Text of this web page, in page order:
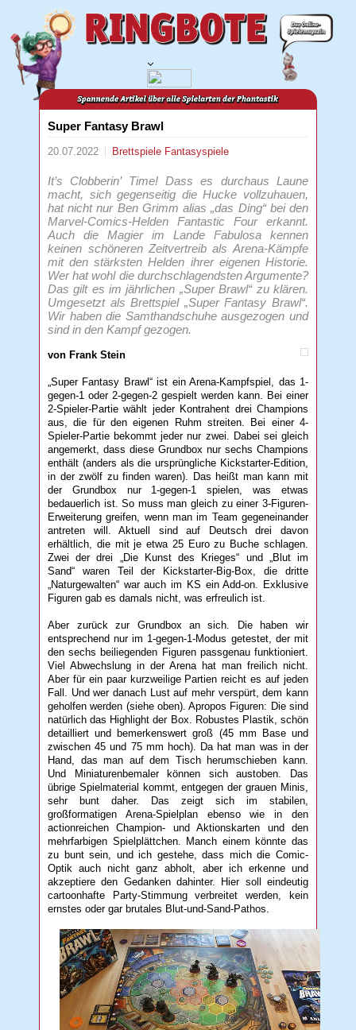
Super Fantasy Brawl
20.07.2022 Brettspiele Fantasyspiele
It’s Clobberin’ Time! Dass es durchaus Laune
macht, sich gegenseitig die Hucke vollzuhauen,
hat nicht nur Ben Grimm alias „das Ding“ bei den
Marvel-Comics-Helden Fantastic Four erkannt.
Auch die Magier im Lande Fabulosa kennen
keinen schöneren Zeitvertreib als Arena-Kämpfe
mit den stärksten Helden ihrer eigenen Historie.
Wer hat wohl die durchschlagendsten Argumente?
Das gilt es im jährlichen „Super Brawl“ zu klären.
Umgesetzt als Brettspiel „Super Fantasy Brawl“.
Wir haben die Samthandschuhe ausgezogen und
sind in den Kampf gezogen.
von Frank Stein
„Super Fantasy Brawl“ ist ein Arena-Kampfspiel, das 1-
gegen-1 oder 2-gegen-2 gespielt werden kann. Bei einer
2-Spieler-Partie wählt jeder Kontrahent drei Champions
aus, die für den eigenen Ruhm streiten. Bei einer 4-
Spieler-Partie bekommt jeder nur zwei. Dabei sei gleich
angemerkt, dass diese Grundbox nur sechs Champions
enthält (anders als die ursprüngliche Kickstarter-Edition,
in der zwölf zu finden waren). Das heißt man kann mit
der Grundbox nur 1-gegen-1 spielen, was etwas
bedauerlich ist. So muss man gleich zu einer 3-Figuren-
Erweiterung greifen, wenn man im Team gegeneinander
antreten will. Aktuell sind auf Deutsch drei davon
erhältlich, die mit je etwa 25 Euro zu Buche schlagen.
Zwei der drei „Die Kunst des Krieges“ und „Blut im
Sand“ waren Teil der Kickstarter-Big-Box, die dritte
„Naturgewalten“ war auch im KS ein Add-on. Exklusive
Figuren gab es damals nicht, was erfreulich ist.
Aber zurück zur Grundbox an sich. Die haben wir
entsprechend nur im 1-gegen-1-Modus getestet, der mit
den sechs beiliegenden Figuren passgenau funktioniert.
Viel Abwechslung in der Arena hat man freilich nicht.
Aber für ein paar kurzweilige Partien reicht es auf jeden
Fall. Und wer danach Lust auf mehr verspürt, dem kann
geholfen werden (siehe oben). Apropos Figuren: Die sind
natürlich das Highlight der Box. Robustes Plastik, schön
detailliert und bemerkenswert groß (45 mm Base und
zwischen 45 und 75 mm hoch). Da hat man was in der
Hand, das man auf dem Tisch herumschieben kann.
Und Miniaturenbemaler können sich austoben. Das
übrige Spielmaterial kommt, entgegen der grauen Minis,
sehr bunt daher. Das zeigt sich im stabilen,
großformatigen Arena-Spielplan ebenso wie in den
actionreichen Champion- und Aktionskarten und den
mehrfarbigen Spielplättchen. Manch einem könnte das
zu bunt sein, und ich gestehe, dass mich die Comic-
Optik auch nicht ganz abholt, aber ich erkenne und
akzeptiere den Gedanken dahinter. Hier soll eindeutig
cartoonhafte Party-Stimmung verbreitet werden, kein
ernstes oder gar brutales Blut-und-Sand-Pathos.